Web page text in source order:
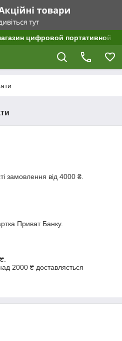
цифровой портативной
замовлення від 4000 ₴.
Приват Банку.